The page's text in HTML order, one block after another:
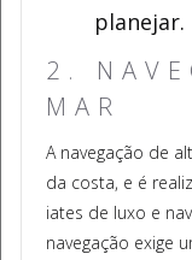
planejar.
2.
MAR
A navegação de
da costa, e é
iates de luxo e
navegação exige